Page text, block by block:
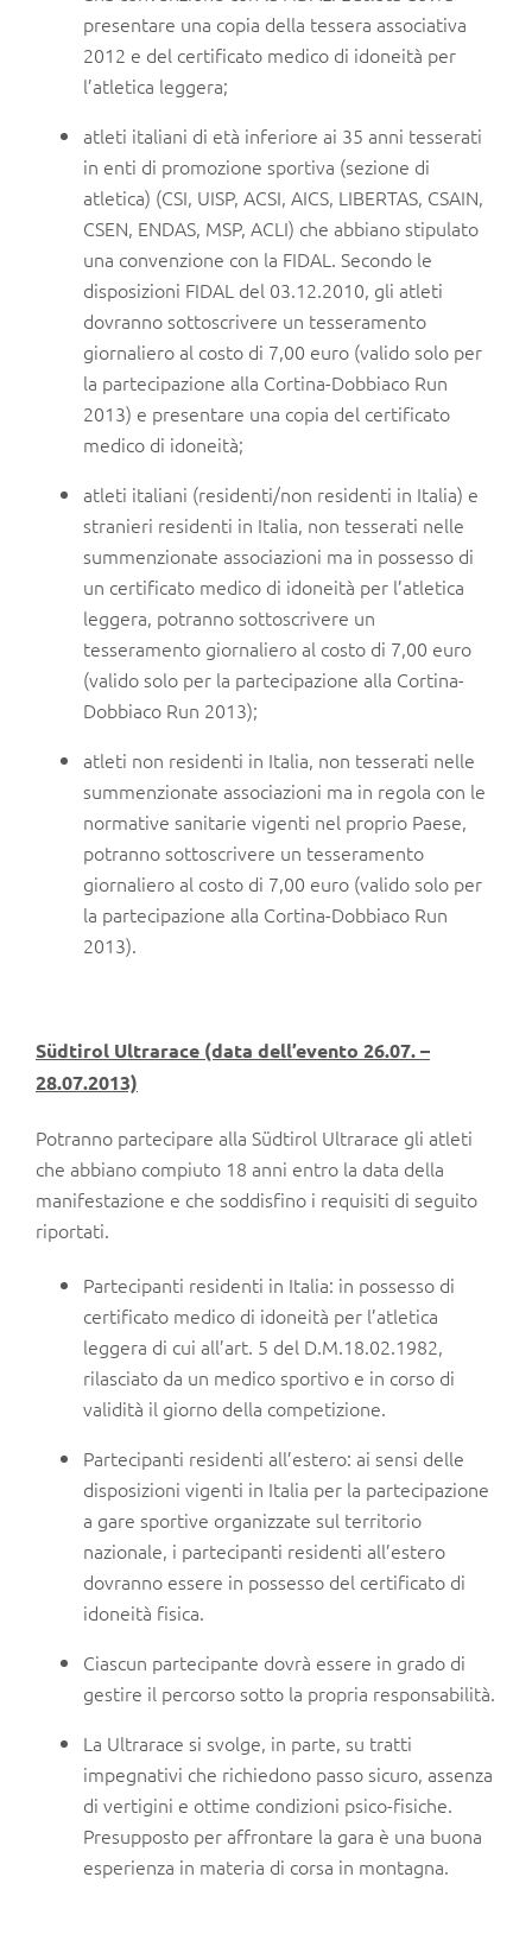
presentare una copia della tessera associativa
2012 e del certificato medico di idoneità per
l’atletica leggera;
atleti italiani di età inferiore ai 35 anni tesserati
in enti di promozione sportiva (sezione di
atletica) (CSI, UISP, ACSI, AICS, LIBERTAS, CSAIN,
CSEN, ENDAS, MSP, ACLI) che abbiano stipulato
una convenzione con la FIDAL. Secondo le
disposizioni FIDAL del 03.12.2010, gli atleti
dovranno sottoscrivere un tesseramento
giornaliero al costo di 7,00 euro (valido solo per
la partecipazione alla Cortina-Dobbiaco Run
2013) e presentare una copia del certificato
medico di idoneità;
atleti italiani (residenti/non residenti in Italia) e
stranieri residenti in Italia, non tesserati nelle
summenzionate associazioni ma in possesso di
un certificato medico di idoneità per l’atletica
leggera, potranno sottoscrivere un
tesseramento giornaliero al costo di 7,00 euro
(valido solo per la partecipazione alla Cortina-
Dobbiaco Run 2013);
atleti non residenti in Italia, non tesserati nelle
summenzionate associazioni ma in regola con le
normative sanitarie vigenti nel proprio Paese,
potranno sottoscrivere un tesseramento
giornaliero al costo di 7,00 euro (valido solo per
la partecipazione alla Cortina-Dobbiaco Run
2013).
Südtirol Ultrarace (data dell’evento 26.07. –
28.07.2013)
Potranno partecipare alla Südtirol Ultrarace gli atleti
che abbiano compiuto 18 anni entro la data della
manifestazione e che soddisfino i requisiti di seguito
riportati.
Partecipanti residenti in Italia: in possesso di
certificato medico di idoneità per l’atletica
leggera di cui all’art. 5 del D.M.18.02.1982,
rilasciato da un medico sportivo e in corso di
validità il giorno della competizione.
Partecipanti residenti all’estero: ai sensi delle
disposizioni vigenti in Italia per la partecipazione
a gare sportive organizzate sul territorio
nazionale, i partecipanti residenti all’estero
dovranno essere in possesso del certificato di
idoneità fisica.
Ciascun partecipante dovrà essere in grado di
gestire il percorso sotto la propria responsabilità.
La Ultrarace si svolge, in parte, su tratti
impegnativi che richiedono passo sicuro, assenza
di vertigini e ottime condizioni psico-fisiche.
Presupposto per affrontare la gara è una buona
esperienza in materia di corsa in montagna.